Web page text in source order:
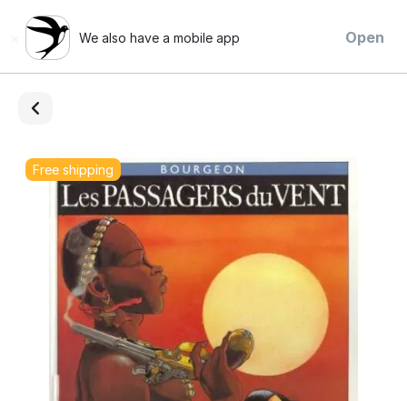
We also have a mobile app Open
Free shipping